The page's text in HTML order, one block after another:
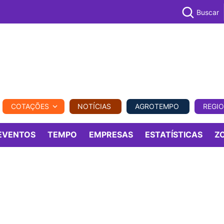
REGIONAL COMERCIAL AGROVIAGENS
Buscar
COTAÇÕES NOTÍCIAS AGROTEMPO
TEMPO EMPRESAS ESTATÍSTICAS